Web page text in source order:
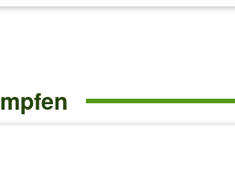
↓ ↓ ↓